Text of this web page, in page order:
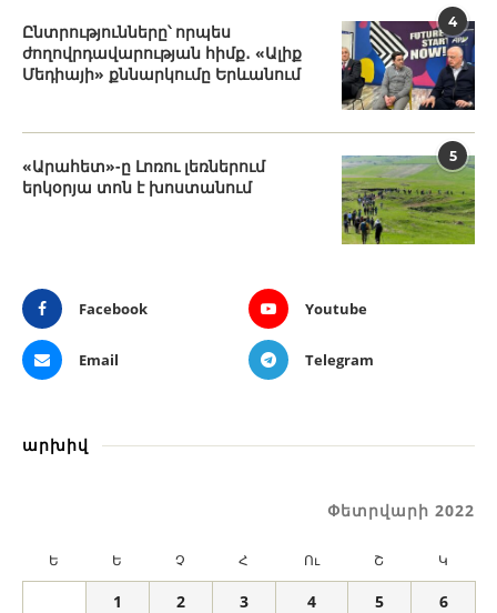
4
Ընտրությունները՝ որպես
ժողովրդավարության հիմք․ «Ալիք
Մեդիայի» քննարկումը Երևանում
5
«Արահետ»-ը Լոռու լեռներում
երկօրյա տոն է խոստանում
Facebook Youtube
Email Telegram
արխիվ
Փետրվարի 2022
Ե Ե Չ Հ Ու Շ Կ
1 2 3 4 5
6